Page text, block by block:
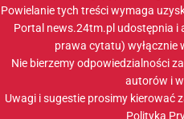
Powielanie tych treści wymaga
Portal news.24tm.pl udostępnia i
prawa cytatu) wyłącznie
Nie bierzemy odpowiedzialności
autorów i
Uwagi i sugestie prosimy kierować
Polityka